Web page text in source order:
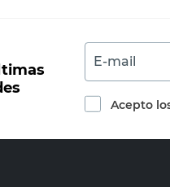
E-mail
Acepto